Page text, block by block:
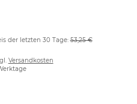
der letzten 30 Tage:53,25 €
Versandkosten